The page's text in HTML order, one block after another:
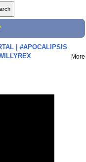
| #APOCALIPSIS
More